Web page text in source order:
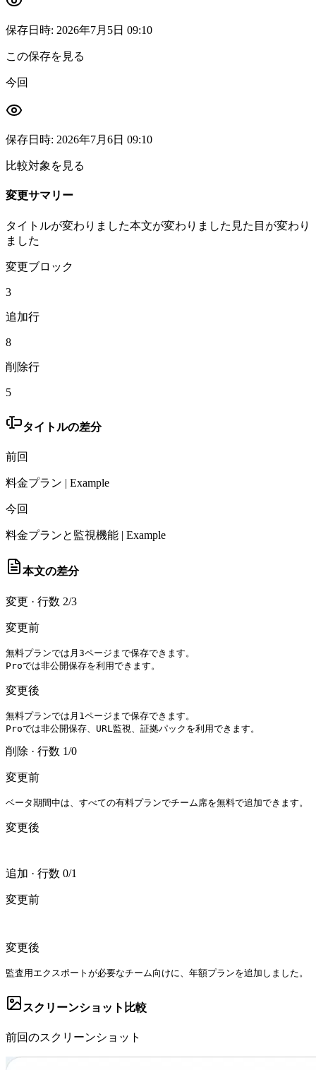
保存日時: 2026年7月5日 09:10
この保存を見る
今回
保存日時: 2026年7月6日 09:10
比較対象を見る
変更サマリー
タイトルが変わりました本文が変わりました 見た目が変わり
ました
変更ブロック
3
追加行
8
削除行
5
タイトルの差分
前回
料金プラン | Example
今回
料金プランと監視機能 | Example
本文の差分
変更 · 行数 2/3
変更前
無料プランでは月3ページまで保存できます。
Proでは非公開保存を利用できます。
変更後
無料プランでは月1ページまで保存できます。
Proでは非公開保存、URL監視、証拠パックを利用できます。
削除 · 行数 1/0
変更前
ベータ期間中は、すべての有料プランでチーム席を無料で追加できます。
変更後
追加 · 行数 0/1
変更前
変更後
監査用エクスポートが必要なチーム向けに、年額プランを追加しました。
スクリーンショット比較
前回のスクリーンショット